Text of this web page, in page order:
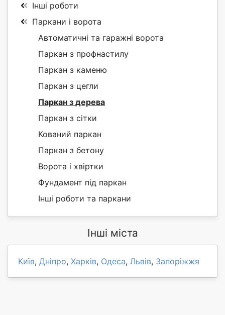
Інші роботи
Паркани і ворота
Автоматичні та гаражні ворота
Паркан з профнастилу
Паркан з каменю
Паркан з цегли
Паркан з дерева
Паркан з сітки
Кований паркан
Паркан з бетону
Ворота і хвіртки
Фундамент під паркан
Інші роботи та паркани
Інші міста
Київ, Дніпро, Харків, Одеса, Львів, Запоріжжя